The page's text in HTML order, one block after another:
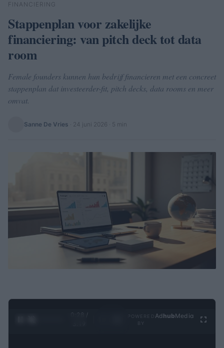
Zoeken
FINANCIERING
Stappenplan voor zakelijke
financiering: van pitch deck tot data
room
Female founders kunnen hun bedrijf financieren met een concreet
stappenplan dat investeerder-fit, pitch decks, data rooms en meer
omvat.
Sanne De Vries 24 juni 2026 · 5 min
0:29 /
Ad hubMedia